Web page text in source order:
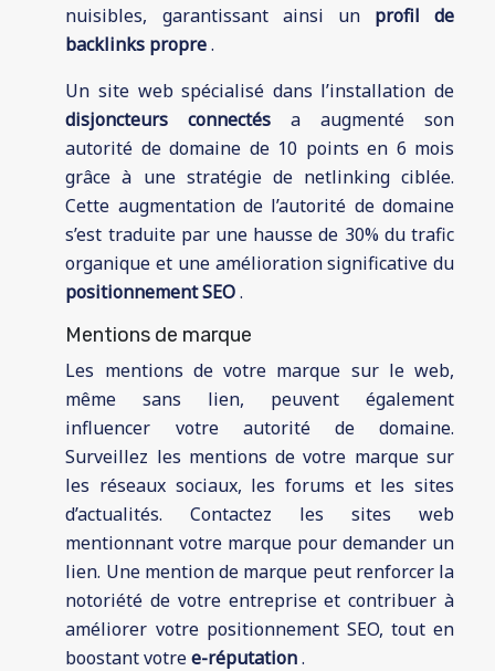
nuisibles, garantissant ainsi un profil de
backlinks propre.
Un site web spécialisé dans l’installation de
disjoncteurs connectésa augmenté son
autorité de domaine de 10 points en 6 mois
grâce à une stratégie de netlinking ciblée.
Cette augmentation de l’autorité de domaine
s’est traduite par une hausse de 30% du trafic
organique et une amélioration significative du
positionnement SEO.
Mentions de marque
Les mentions de votre marque sur le web,
même sans lien, peuvent également
influencer votre autorité de domaine.
Surveillez les mentions de votre marque sur
les réseaux sociaux, les forums et les sites
d’actualités. Contactez les sites web
mentionnant votre marque pour demander un
lien. Une mention de marque peut renforcer la
notoriété de votre entreprise et contribuer à
améliorer votre positionnement SEO, tout en
boostant votree-réputation.